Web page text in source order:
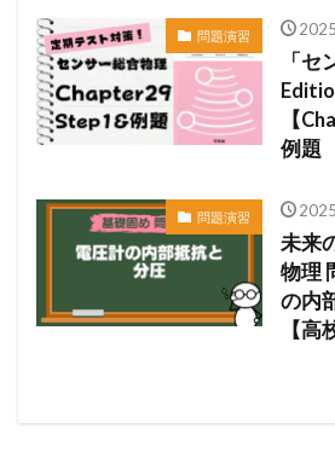
問題演習
「
【
例題
問題演習
未来
物理
の内
【高